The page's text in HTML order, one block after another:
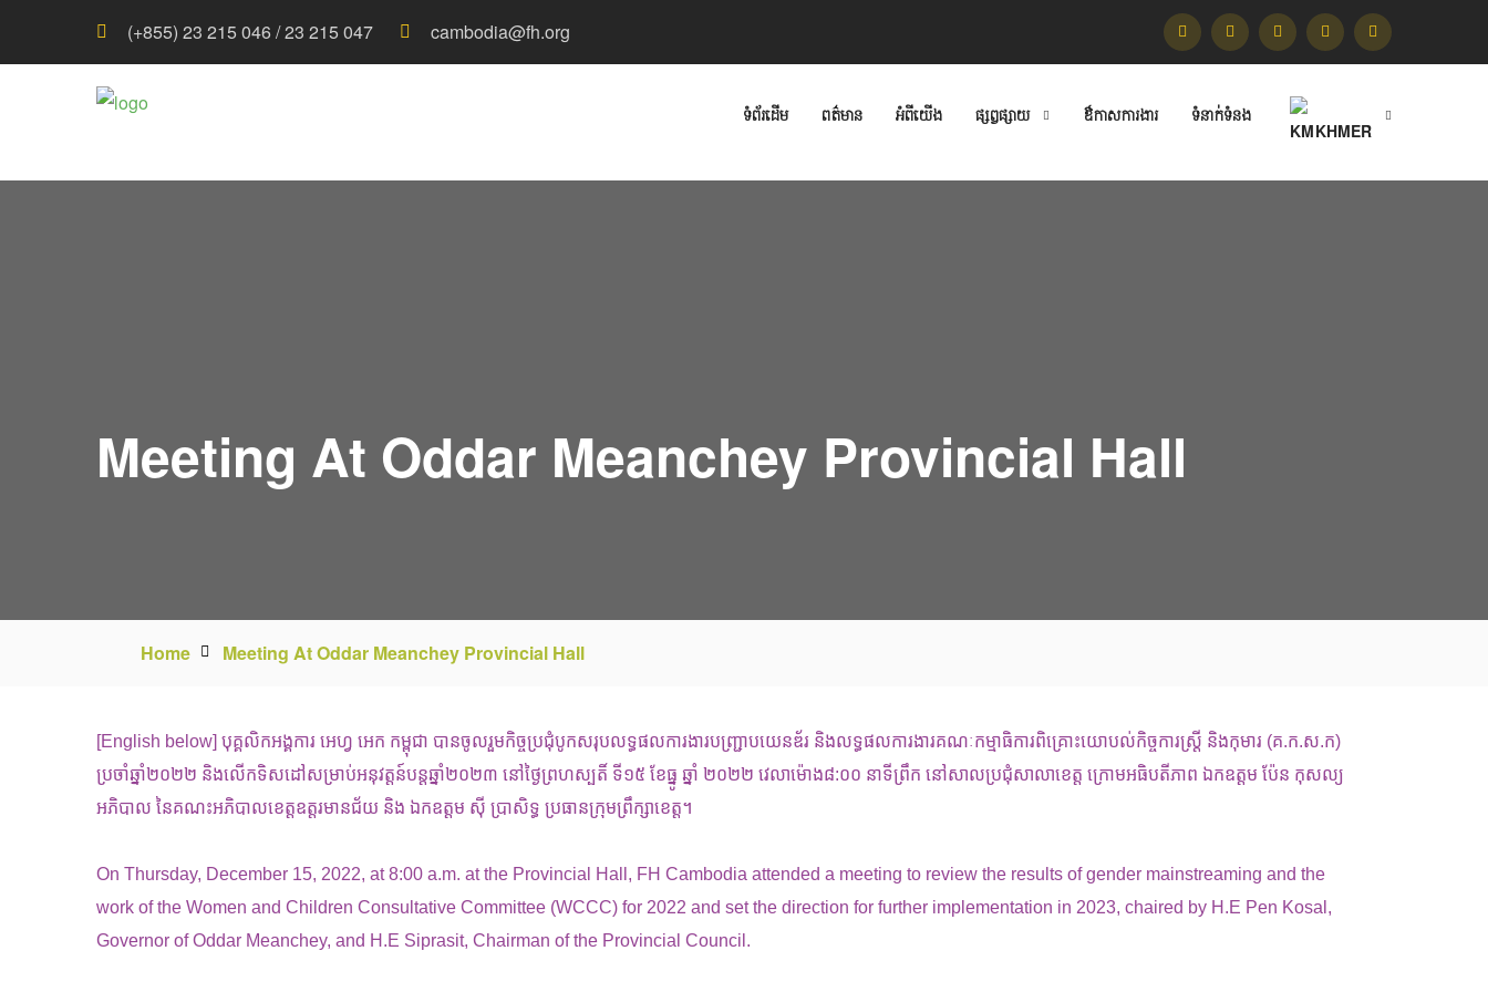
(+855) 23 215 046 / 23 215 047 cambodia@fh.org
ទំព័រដើម ពត៌មាន អំពីយើង ផ្សព្វផ្សាយ ​ឳកាសការងារ ទំនាក់ទំនង
KHMER
Meeting At Oddar Meanchey Provincial Hall
Home Meeting At Oddar Meanchey Provincial Hall
[English below] បុគ្គលិកអង្គការ អេហ្វ អេក កម្ពុជា បានចូលរួមកិច្ចប្រជុំបូកសរុបលទ្ធផលការងារបញ្ជ្រាបយេនឌ័រ និងលទ្ធផលការងារគណៈកម្មាធិការពិគ្រោះយោបល់កិច្ចការស្រ្ដី និងកុមារ (គ.ក.ស.ក)
ប្រចាំឆ្នាំ២០២២ និងលើកទិសដៅសម្រាប់អនុវត្តន៍បន្ដឆ្នាំ២០២៣ នៅថ្ងៃព្រហស្បតិ៍ ទី១៥ ខែធ្នូ ឆ្នាំ ២០២២ វេលាម៉ោង៨:០០ នាទីព្រឹក នៅសាលប្រជុំសាលាខេត្ត ក្រោមអធិបតីភាព ឯកឧត្តម ប៉ែន កុសល្យ
អភិបាល នៃគណះអភិបាលខេត្តឧត្តរមានជ័យ និង ឯកឧត្ដម ស៊ី ប្រាសិទ្ធ ប្រធានក្រុមព្រឹក្សាខេត្ត។
On Thursday, December 15, 2022, at 8:00 a.m. at the Provincial Hall, FH Cambodia attended a meeting to review the results of gender mainstreaming and the
work of the Women and Children Consultative Committee (WCCC) for 2022 and set the direction for further implementation in 2023, chaired by H.E Pen Kosal,
Governor of Oddar Meanchey, and H.E Siprasit, Chairman of the Provincial Council.